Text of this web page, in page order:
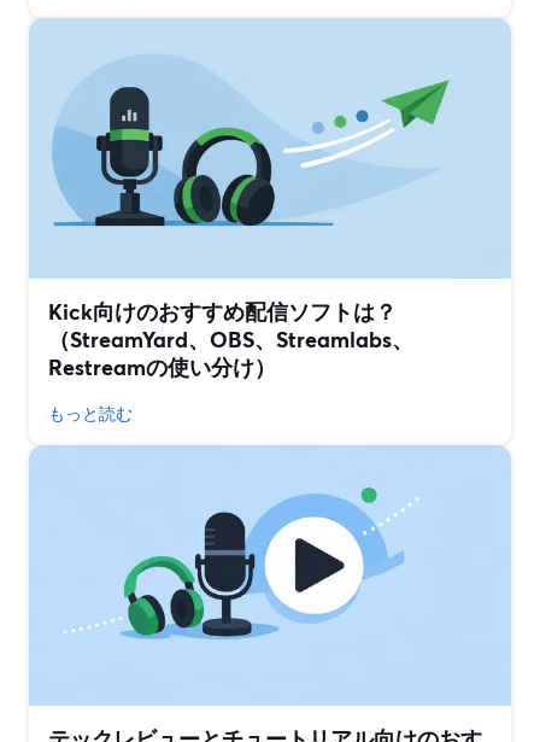
Kick向けのおすすめ配信ソフトは？
（StreamYard、OBS、Streamlabs、
Restreamの使い分け）
もっと読む